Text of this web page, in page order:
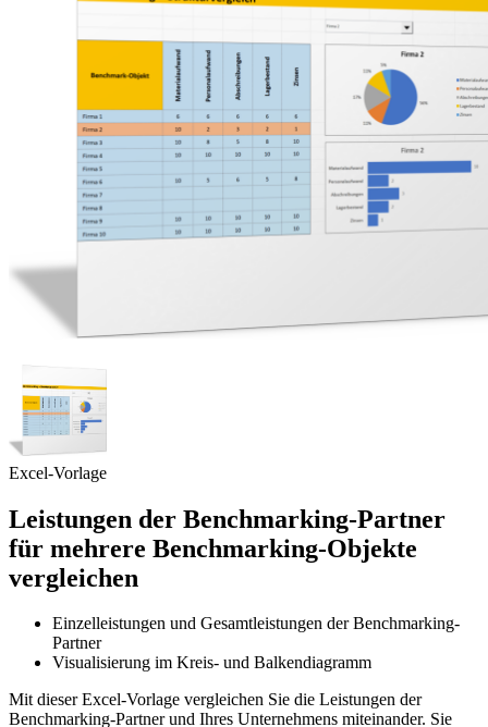
Excel-Vorlage
Leistungen der Benchmarking-Partner
für mehrere Benchmarking-Objekte
vergleichen
Einzelleistungen und Gesamtleistungen der Benchmarking-
Partner
Visualisierung im Kreis- und Balkendiagramm
Mit dieser Excel-Vorlage vergleichen Sie die Leistungen der
Benchmarking-Partner und Ihres Unternehmens miteinander. Sie